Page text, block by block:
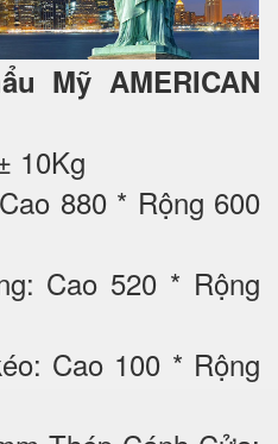
Mỹ AMERICAN
10Kg
880 * Rộng 600
Cao 520 * Rộng
Cao 100 * Rộng